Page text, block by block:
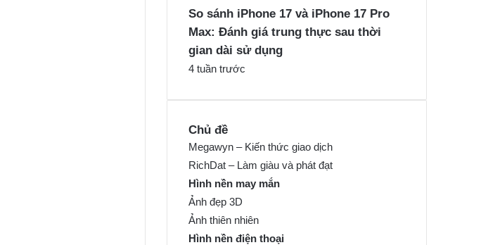
So sánh iPhone 17 và iPhone 17 Pro
Max: Đánh giá trung thực sau thời
gian dài sử dụng
4 tuần trước
Chủ đề
Megawyn – Kiến thức giao dịch
RichDat – Làm giàu và phát đạt
Hình nền may mắn
Ảnh đẹp 3D
Ảnh thiên nhiên
Hình nền điện thoại